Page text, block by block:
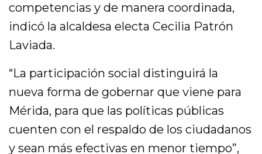
competencias y de manera coordinada,
indicó la alcaldesa electa Cecilia Patrón
Laviada.
“La participación social distinguirá la
nueva forma de gobernar que viene para
Mérida, para que las políticas públicas
cuenten con el respaldo de los ciudadanos
y sean más efectivas en menor tiempo”,